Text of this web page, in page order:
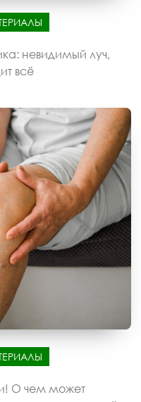
невидимый луч,
всё
О чем может